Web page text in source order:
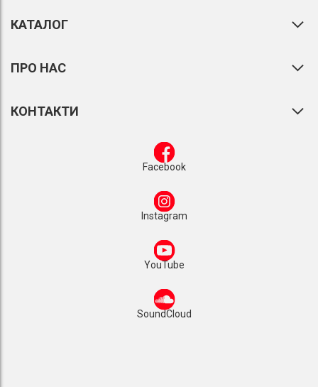
КАТАЛОГ
ПРО НАС
КОНТАКТИ
Facebook
Instagram
YouTube
SoundCloud